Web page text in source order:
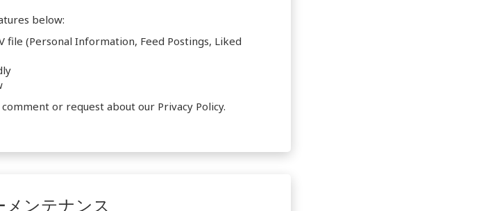
below:
file (Personal Information, Feed Postings, Liked
or request about our Privacy Policy.
ンテナンス